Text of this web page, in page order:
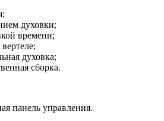
духовки;
времени;
духовка;
сборка.
панель управления.